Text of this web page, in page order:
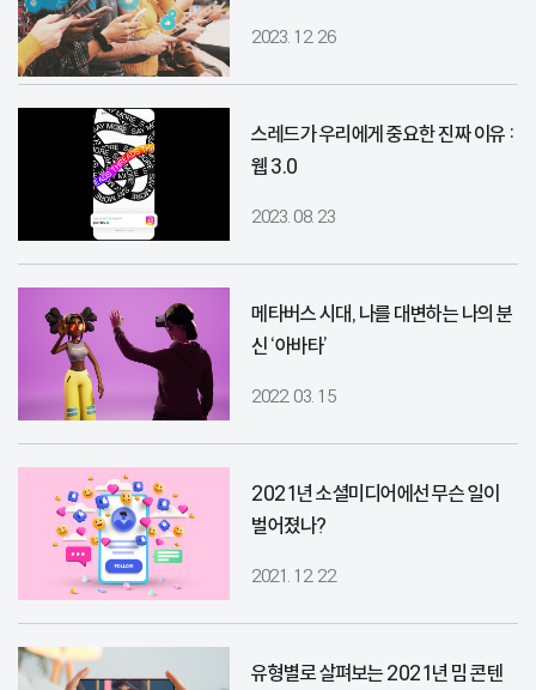
2023. 12. 26
스레드가 우리에게 중요한 진짜 이유 :
웹 3.0
2023. 08. 23
메타버스 시대, 나를 대변하는 나의 분
신 ‘아바타’
2022. 03. 15
2021년 소셜미디어에선 무슨 일이
벌어졌나?
2021. 12. 22
유형별로 살펴보는 2021년 밈 콘텐